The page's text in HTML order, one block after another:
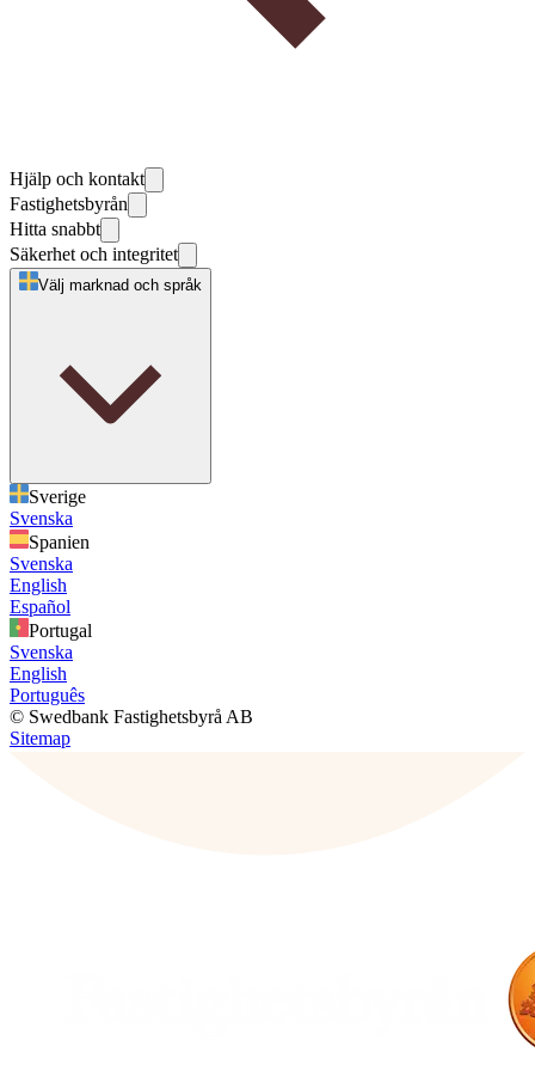
Hjälp och kontakt
Fastighetsbyrån
Hitta snabbt
Säkerhet och integritet
Välj marknad och språk
Sverige
Svenska
Spanien
Svenska
English
Español
Portugal
Svenska
English
Português
© Swedbank Fastighetsbyrå AB
Sitemap